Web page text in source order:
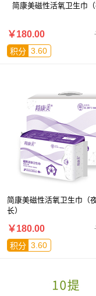
简康美磁性活氧卫生巾（
￥180.00
积分 3.60
简康美磁性活氧卫生巾（
长）
￥180.00
积分 3.60